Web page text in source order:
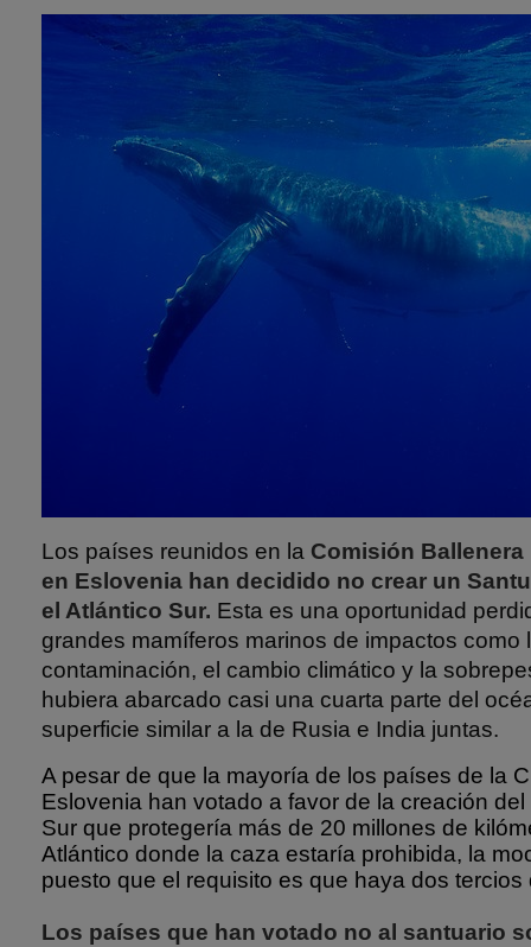
Los países reunidos en la Comisión
en Eslovenia han decidido no crear un
el Atlántico Sur. Esta es una oportunidad
grandes mamíferos marinos de impactos como
contaminación, el cambio climático y la
hubiera abarcado casi una cuarta parte del
superficie similar a la de Rusia e India juntas.
A pesar de que la mayoría de los países de la
Eslovenia han votado a favor de la creación
Sur que protegería más de 20 millones de
Atlántico donde la caza estaría prohibida, la
puesto que el requisito es que haya dos
Los países que han votado no al santuario